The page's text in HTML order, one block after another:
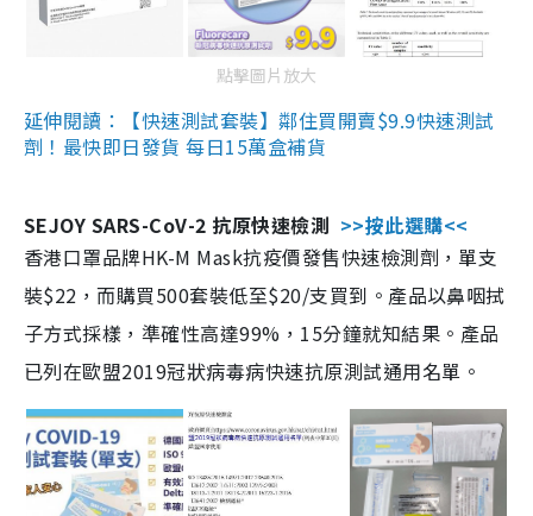
點擊圖片放大
延伸閱讀：【快速測試套裝】鄰住買開賣$9.9快速測試
劑！最快即日發貨 每日15萬盒補貨
SEJOY SARS-CoV-2 抗原快速檢測 >>按此選購<<
香港口罩品牌HK-M Mask抗疫價發售快速檢測劑，單支
裝$22，而購買500套裝低至$20/支買到。產品以鼻咽拭
子方式採樣，準確性高達99%，15分鐘就知結果。產品
已列在歐盟2019冠狀病毒病快速抗原測試通用名單。